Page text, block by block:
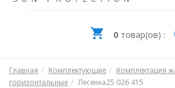
0товар(ов) :
Главная Комплектующие
Комплектация
горизонтальные
Лесенка25 026 415